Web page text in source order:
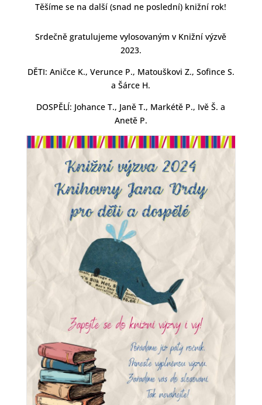
Těšíme se na další (snad ne poslední) knižní rok!
Srdečně gratulujeme vylosovaným v Knižní výzvě
2023.
DĚTI: Aničce K., Verunce P., Matouškovi Z., Sofince S.
a Šárce H.
DOSPĚLÍ: Johance T., Janě T., Markétě P., Ivě Š. a
Anetě P.